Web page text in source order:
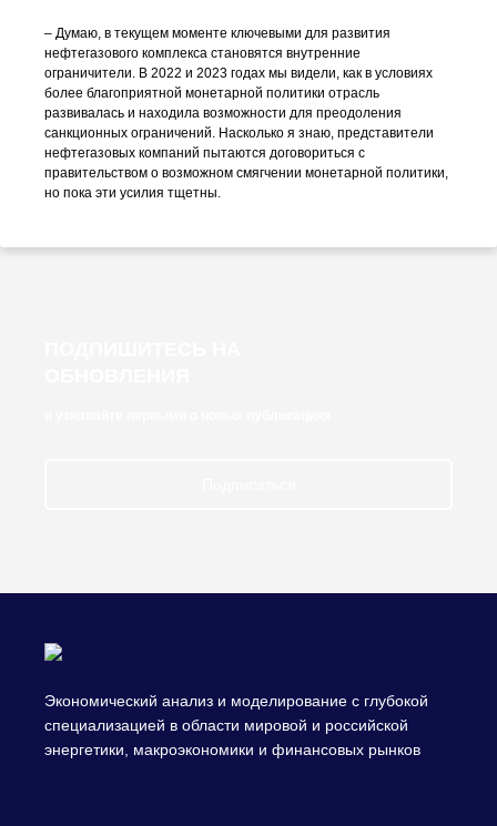
– Думаю, в текущем моменте ключевыми для развития
нефтегазового комплекса становятся внутренние
ограничители. В 2022 и 2023 годах мы видели, как в условиях
более благоприятной монетарной политики отрасль
развивалась и находила возможности для преодоления
санкционных ограничений. Насколько я знаю, представители
нефтегазовых компаний пытаются договориться с
правительством о возможном смягчении монетарной политики,
но пока эти усилия тщетны.
Экономический анализ и моделирование с глубокой
специализацией в области мировой и российской
энергетики, макроэкономики и финансовых рынков